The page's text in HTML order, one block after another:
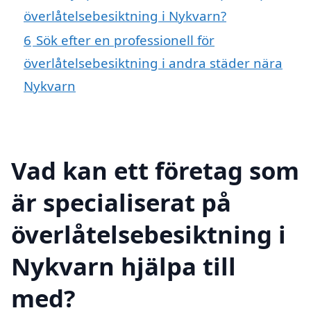
överlåtelsebesiktning i Nykvarn?
6 Sök efter en professionell för
överlåtelsebesiktning i andra städer nära
Nykvarn
Vad kan ett företag som
är specialiserat på
överlåtelsebesiktning i
Nykvarn hjälpa till
med?